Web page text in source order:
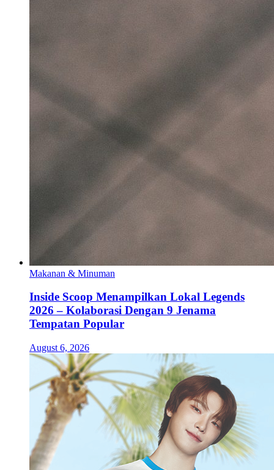
Makanan & Minuman
Inside Scoop Menampilkan Lokal Legends
2026 – Kolaborasi Dengan 9 Jenama
Tempatan Popular
August 6, 2026